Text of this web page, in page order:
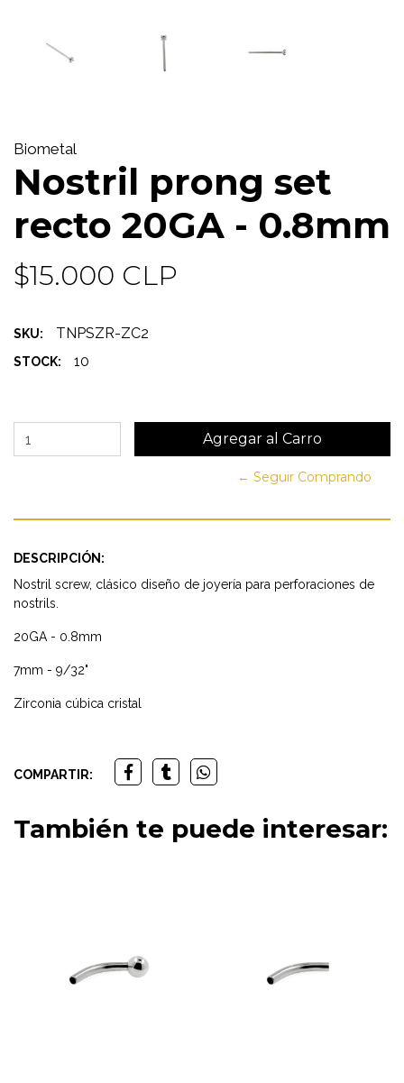
Biometal
Nostril prong set
recto 20GA - 0.8mm
$15.000 CLP
SKU: TNPSZR-ZC2
STOCK: 10
← Seguir Comprando
DESCRIPCIÓN:
Nostril screw, clásico diseño de joyería para perforaciones de
nostrils.
20GA - 0.8mm
7mm - 9/32"
Zirconia cúbica cristal
COMPARTIR:
También te puede interesar: